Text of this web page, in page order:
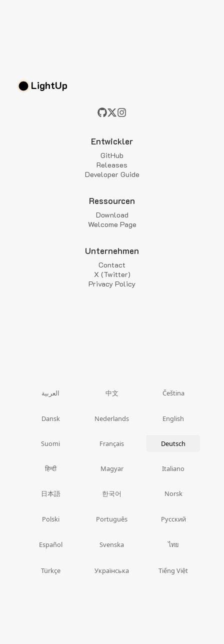
LightUp
Entwickler
GitHub
Releases
Developer Guide
Ressourcen
Download
Welcome Page
Unternehmen
Contact
X (Twitter)
Privacy Policy
العربية 中文 Čeština
Dansk Nederlands English
Suomi Français Deutsch
हिन्दी Magyar Italiano
日本語 한국어 Norsk
Polski Português Русский
Español Svenska ไทย
Türkçe Українська Tiếng Việt